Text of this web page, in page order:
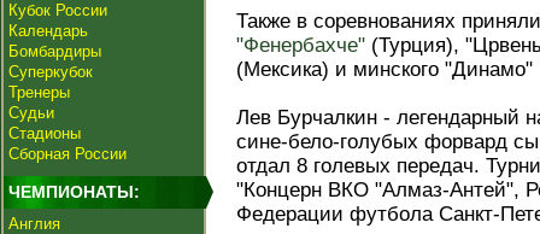
Кубок России
Календарь
Бомбардиры
Суперкубок
Тренеры
Судьи
Стадионы
Сборная России
ЧЕМПИОНАТЫ:
Англия
Также в соревнованиях
"Фенербахче" (Турция),
(Мексика) и минского "Динамо"
Лев Бурчалкин - легендарный
сине-бело-голубых форвард
отдал 8 голевых передач.
"Концерн ВКО "Алмаз-Антей",
Федерации футбола Санкт-